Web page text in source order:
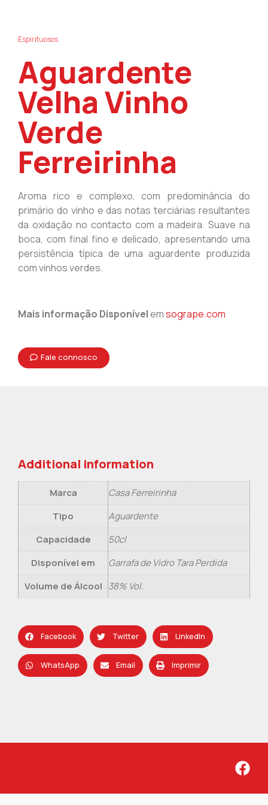
Espirituosos
Aguardente
Velha Vinho
Verde
Ferreirinha
Aroma rico e complexo, com predominância do
primário do vinho e das notas terciárias resultantes
da oxidação no contacto com a madeira. Suave na
boca, com final fino e delicado, apresentando uma
persistência típica de uma aguardente produzida
com vinhos verdes.
Mais informação Disponívelemsogrape.com
Fale connosco
Additional information
Marca
Casa Ferreirinha
Tipo
Aguardente
Capacidade
50cl
Disponível em
Garrafa de Vidro Tara Perdida
Volume de Álcool 38% Vol.
Facebook Twitter LinkedIn
WhatsApp Email Imprimir